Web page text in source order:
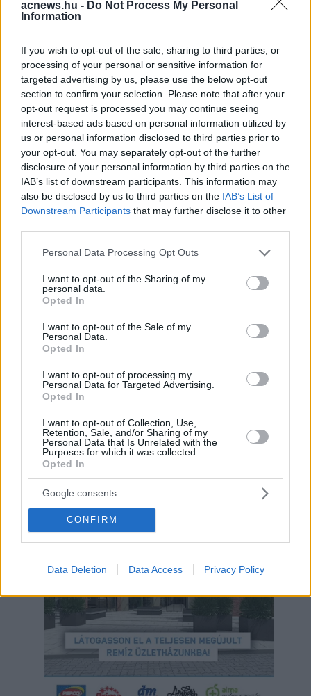
acnews.hu - Do Not Process My Personal
Information
If you wish to opt-out of the sale, sharing to third parties, or
processing of your personal or sensitive information for
targeted advertising by us, please use the below opt-out
section to confirm your selection. Please note that after your
opt-out request is processed you may continue seeing
interest-based ads based on personal information utilized by
us or personal information disclosed to third parties prior to
your opt-out. You may separately opt-out of the further
disclosure of your personal information by third parties on the
IAB’s list of downstream participants. This information may
also be disclosed by us to third parties on the IAB’s List of
Downstream Participants that may further disclose it to other
Please note that this website/app uses one or more Google
not limited to your visit or usage behaviour. You may click to
grant or deny consent to Google and its third-party tags to
use your data for below specified purposes in below Google
consent section.
Personal Data Processing Opt Outs
I want to opt-out of the Sharing of my
personal data.
Opted In
I want to opt-out of the Sale of my
Personal Data.
Opted In
I want to opt-out of processing my
Personal Data for Targeted Advertising.
Opted In
I want to opt-out of Collection, Use,
Retention, Sale, and/or Sharing of my
Personal Data that Is Unrelated with the
Purposes for which it was collected.
Opted In
Google consents
CONFIRM
Data Deletion Data Access Privacy Policy
Facebook Twitter
Email
Hirdetés
Hirdetés